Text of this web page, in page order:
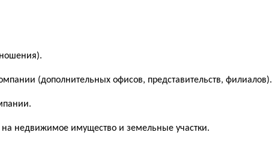
(дополнительных офисов, представительств, филиалов).
недвижимое имущество и земельные участки.